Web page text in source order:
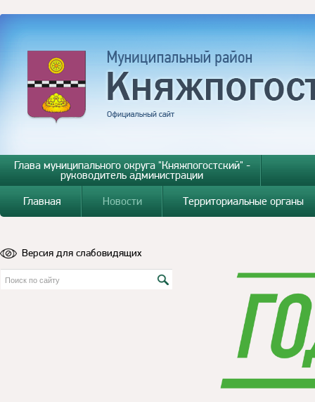
Глава муниципального округа "Княжпогостский" -
руководитель администрации
Главная
Новости Территориальные органы
Версия для слабовидящих